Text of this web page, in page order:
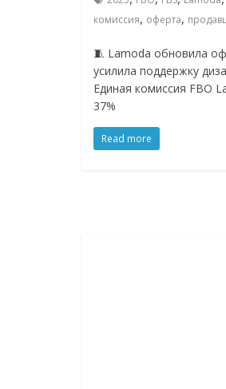
комиссия, оферта,
🧵 Lamoda обновила
усилила поддержку
Единая комиссия FBO
37%
Read more